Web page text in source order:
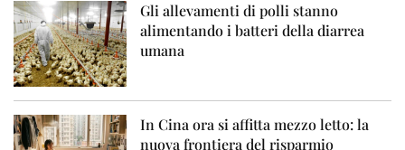
Gli allevamenti di polli stanno
alimentando i batteri della diarrea
umana
In Cina ora si affitta mezzo letto: la
nuova frontiera del risparmio